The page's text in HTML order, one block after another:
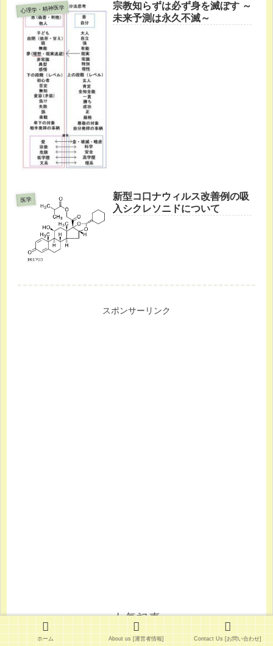
心理学・精神医学
宗教知らずは必ず身を滅ぼす ～
未来予測は永久不滅～
医学
新型コ口ナウィルス改善例の吸
入シクレソニドについて
スポンサーリンク
人気記事
ホーム About us [運営者情報] Contact Us [お問い合わせ]